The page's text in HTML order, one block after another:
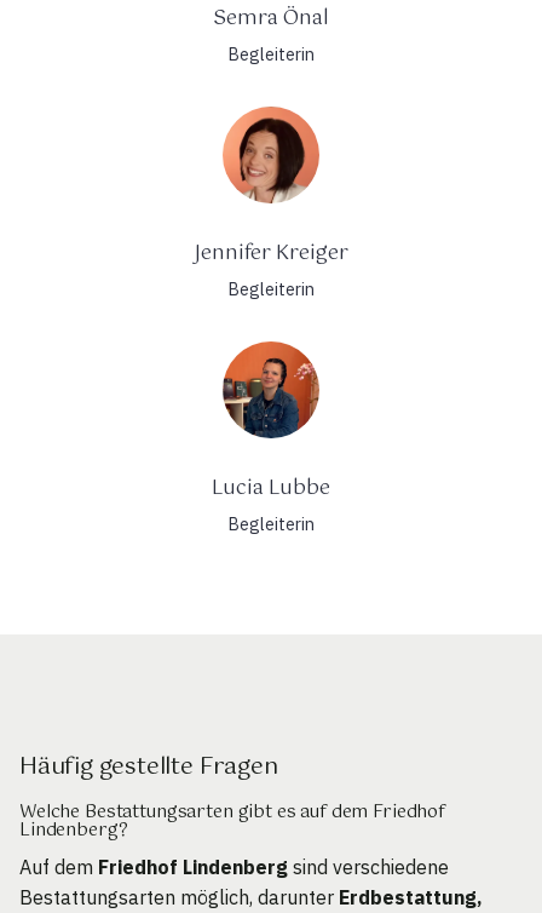
Semra Önal
Begleiterin
Jennifer Kreiger
Begleiterin
Lucia Lubbe
Begleiterin
Häufig gestellte Fragen
Welche Bestattungsarten gibt es auf dem Friedhof
Lindenberg?
Auf dem Friedhof Lindenberg sind verschiedene
Bestattungsarten möglich, darunter Erdbestattung,